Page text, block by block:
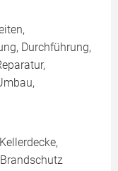
Durchführung,